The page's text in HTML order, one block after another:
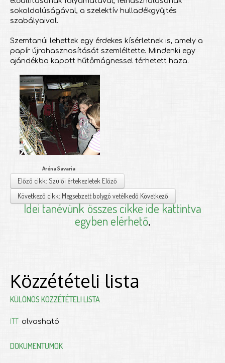
sokoldalúságával, a szelektív hulladékgyűjtés
szabályaival.
Szemtanúi lehettek egy érdekes kísérletnek is, amely a
papír újrahasznosítását szemléltette. Mindenki egy
ajándékba kapott hűtőmágnessel térhetett haza.
Aréna Savaria
Előző cikk: Szülői értekezletek Előző
Következő cikk: Megsebzett bolygó vetélkedő Következő
Idei tanévünk összes cikke ide kattintva
egyben elérhető.
Közzétételi lista
KÜLÖNÖS KÖZZÉTÉTELI LISTA
ITT olvasható
DOKUMENTUMOK